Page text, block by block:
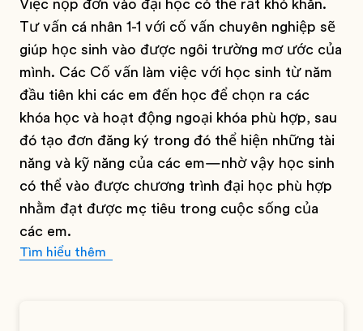
Việc nộp đơn vào đại học có thể rất khó khăn.
Tư vấn cá nhân 1-1 với cố vấn chuyên nghiệp sẽ
giúp học sinh vào được ngôi trường mơ ước của
mình. Các Cố vấn làm việc với học sinh từ năm
đầu tiên khi các em đến học để chọn ra các
khóa học và hoạt động ngoại khóa phù hợp, sau
đó tạo đơn đăng ký trong đó thể hiện những tài
năng và kỹ năng của các em—nhờ vậy học sinh
có thể vào được chương trình đại học phù hợp
nhằm đạt được mục tiêu trong cuộc sống của
các em.
Tìm hiểu thêm